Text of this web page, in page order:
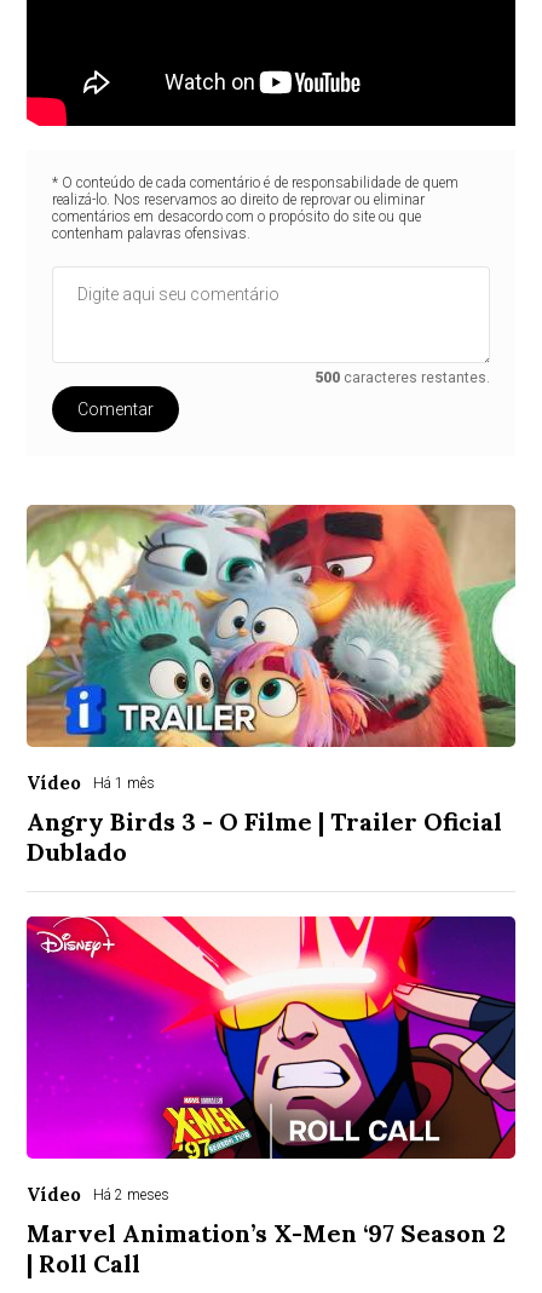
* O conteúdo de cada comentário é de responsabilidade de quem
realizá-lo. Nos reservamos ao direito de reprovar ou eliminar
comentários em desacordo com o propósito do site ou que
contenham palavras ofensivas.
500 caracteres restantes.
Comentar
Vídeo Há 1 mês
Angry Birds 3 - O Filme | Trailer Oficial
Dublado
Vídeo Há 2 meses
Marvel Animation’s X-Men ‘97 Season 2
| Roll Call